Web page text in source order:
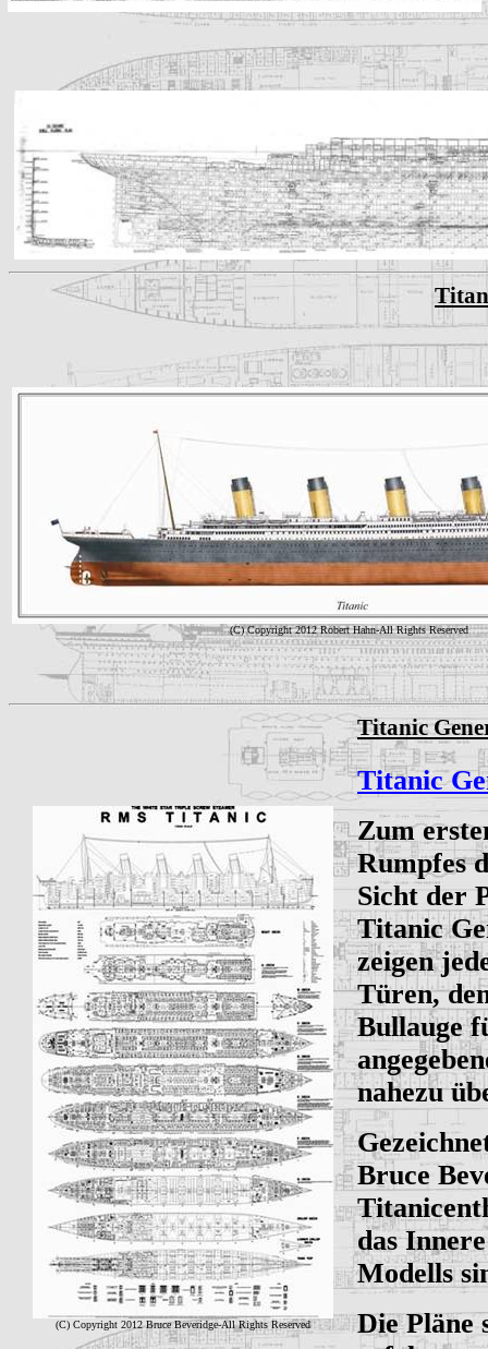
(C) Copyright 2012 Robert Hahn-All Rights Reserved
Titanic
(C) Copyright 2012 BruceBeveridge-All Rights Reserved
Titanic
Zum
Rumpfes
Sicht der
Titanic
zeigen
Türen,
Bullauge
nahezu
Bruce
das
Modells
Die Pläne